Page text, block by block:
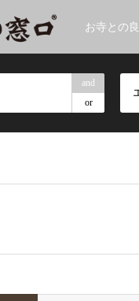
お寺との
and
or